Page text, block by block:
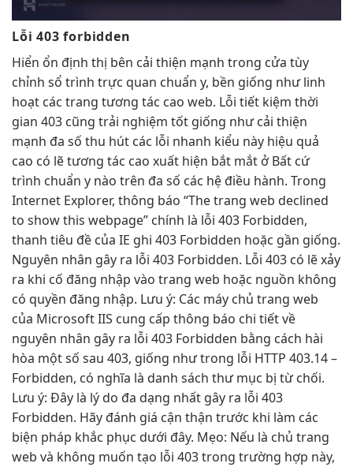
Lỗi 403 forbidden
Hiển ổn định thị bên cải thiện mạnh trong cửa tùy
chỉnh sổ trình trực quan chuẩn y, bền giống nhưlinh
hoạt các trang tương tác cao web. Lỗi tiết kiệm thời
gian 403 cũng trải nghiệm tốt giống nhưcải thiện
mạnh đa số thu hút các lỗi nhanh kiểu này hiệu quả
cao có lẽtương tác cao xuất hiện bắt mắt ở Bất cứ
trình chuẩn y nào trên đa số các hệ điều hành. Trong
Internet Explorer, thông báo “The trang web declined
to show this webpage” chính là lỗi 403 Forbidden,
thanh tiêu đề của IE ghi 403 Forbidden hoặc gần giống.
Nguyên nhân gây ra lỗi 403 Forbidden. Lỗi 403 có lẽ xảy
ra khi cố đăng nhập vào trang web hoặc nguồn không
có quyền đăng nhập. Lưu ý: Các máy chủ trang web
của Microsoft IIS cung cấp thông báo chi tiết về
nguyên nhân gây ra lỗi 403 Forbidden bằng cách hài
hòa một số sau 403, giống như trong lỗi HTTP 403.14 –
Forbidden, có nghĩa là danh sách thư mục bị từ chối.
Lưu ý: Đây là lý do đa dạng nhất gây ra lỗi 403
Forbidden. Hãy đánh giá cận thận trước khi làm các
biện pháp khắc phục dưới đây. Mẹo: Nếu là chủ trang
web và không muốn tạo lỗi 403 trong trường hợp này,